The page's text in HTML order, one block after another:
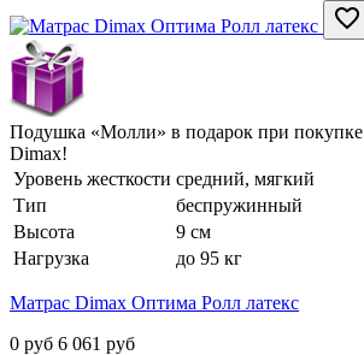
Подушка «Молли» в подарок при покупке
Dimax!
Уровень жесткости средний, мягкий
Тип
беспружинный
Высота
9 см
Нагрузка
до 95 кг
Матрас Dimax Оптима Ролл латекс
0 руб 6 061 руб